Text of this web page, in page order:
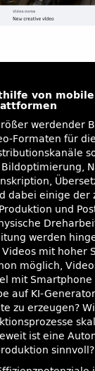
von
werdender
Formaten für die
dabei einige der
und
werden
mit hoher
möglich,
mit
auf KI-
zu erzeugen?
ist eine
sinnvoll?